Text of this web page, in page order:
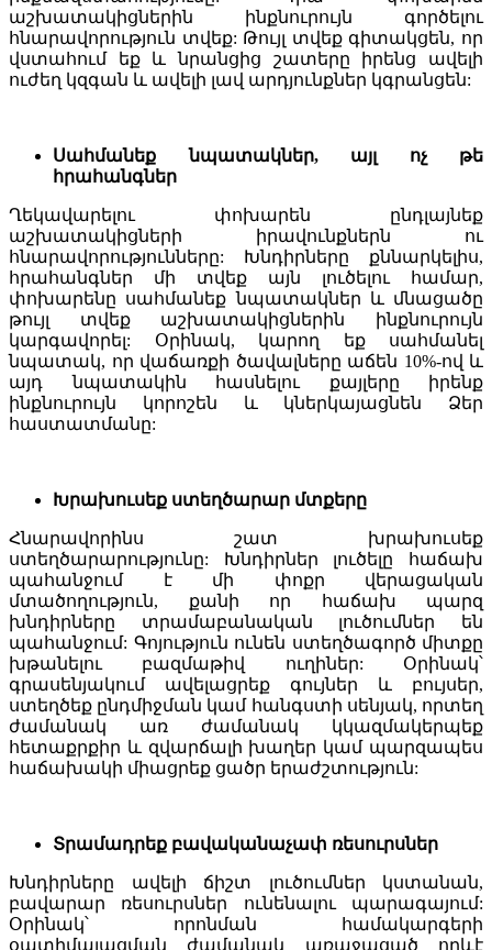
աշխատակիցներին ինքնուրույն գործելու
հնարավորություն տվեք: Թույլ տվեք գիտակցեն, որ
վստահում եք և նրանցից շատերը իրենց ավելի
ուժեղ կզգան և ավելի լավ արդյունքներ կգրանցեն:
Սահմանեք նպատակներ, այլ ոչ թե
հրահանգներ
Ղեկավարելու փոխարեն ընդլայնեք
աշխատակիցների իրավունքներն ու
հնարավորությունները: Խնդիրները քննարկելիս,
հրահանգներ մի տվեք այն լուծելու համար,
փոխարենը սահմանեք նպատակներ և մնացածը
թույլ տվեք աշխատակիցներին ինքնուրույն
կարգավորել: Օրինակ, կարող եք սահմանել
նպատակ, որ վաճառքի ծավալները աճեն 10%-ով և
այդ նպատակին հասնելու քայլերը իրենք
ինքնուրույն կորոշեն և կներկայացնեն Ձեր
հաստատմանը:
Խրախուսեք ստեղծարար մտքերը
Հնարավորինս շատ խրախուսեք
ստեղծարարությունը: Խնդիրներ լուծելը հաճախ
պահանջում է մի փոքր վերացական
մտածողություն, քանի որ հաճախ պարզ
խնդիրները տրամաբանական լուծումներ են
պահանջում: Գոյություն ունեն ստեղծագործ միտքը
խթանելու բազմաթիվ ուղիներ: Օրինակ՝
գրասենյակում ավելացրեք գույներ և բույսեր,
ստեղծեք ընդմիջման կամ հանգստի սենյակ, որտեղ
ժամանակ առ ժամանակ կկազմակերպեք
հետաքրքիր և զվարճալի խաղեր կամ պարզապես
հաճախակի միացրեք ցածր երաժշտություն:
Տրամադրեք բավականաչափ ռեսուրսներ
Խնդիրները ավելի ճիշտ լուծումներ կստանան,
բավարար ռեսուրսներ ունենալու պարագայում:
Օրինակ՝ որոնման համակարգերի
օպտիմալացման ժամանակ առաջացած որևէ